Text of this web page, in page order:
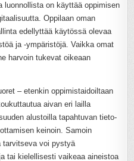
luonnollista on käyttää oppimisen
Oppilaan oman
edellyttää käytössä olevaa
ja -ympäristöjä. Vaikka omat
harvoin tukevat oikeaan
– etenkin oppimistaidoiltaan
aivan eri lailla
alustoilla tapahtuvan tieto-
keinoin. Samoin
tarvitseva voi pystyä
tai kielellisesti vaikeaa aineistoa